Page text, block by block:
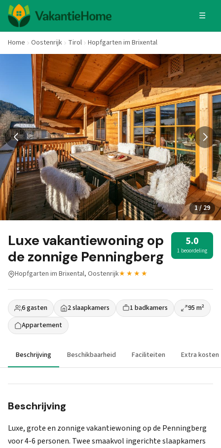
☰
Home Oostenrijk Tirol Hopfgarten im Brixental
1 / 29
Luxe vakantiewoning op
de zonnige Penningberg
5.0
1 beoordeling
Hopfgarten im Brixental, Oostenrijk★★★★
6 gasten 2 slaapkamers 1 badkamers
95 m²
Appartement
Beschrijving Beschikbaarheid Faciliteiten Extra kosten
Beschrijving
Luxe, grote en zonnige vakantiewoning op de Penningberg
voor 4-6 personen. Twee smaakvol ingerichte slaapkamers